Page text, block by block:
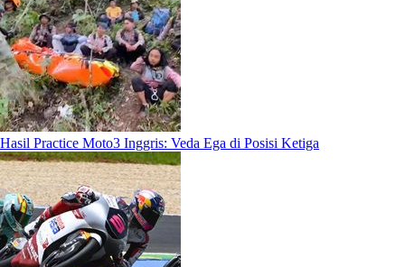
Hasil Practice Moto3 Inggris: Veda Ega di Posisi Ketiga